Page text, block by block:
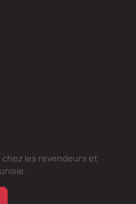
les revendeurs et